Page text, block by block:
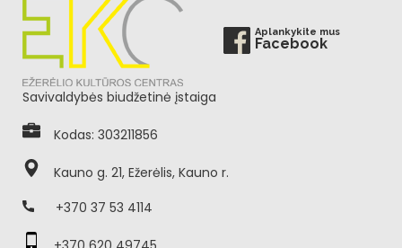
Aplankykite mus
Facebook
Savivaldybės biudžetinė įstaiga
Kodas: 303211856
Kauno g. 21, Ežerėlis, Kauno r.
+370 37 53 4114